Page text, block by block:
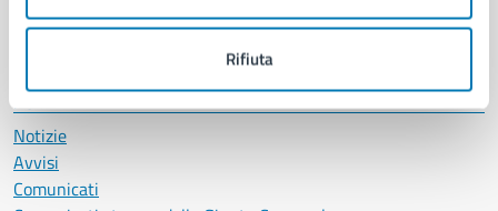
Rifiuta
Vita lavorativa
NOVITÀ
Notizie
Avvisi
Comunicati